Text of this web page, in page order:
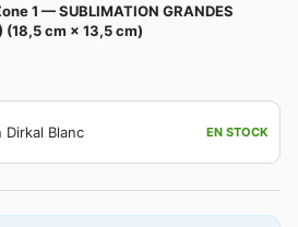
1 — SUBLIMATION GRANDES
(18,5 cm × 13,5 cm)
Dirkal Blanc EN STOCK